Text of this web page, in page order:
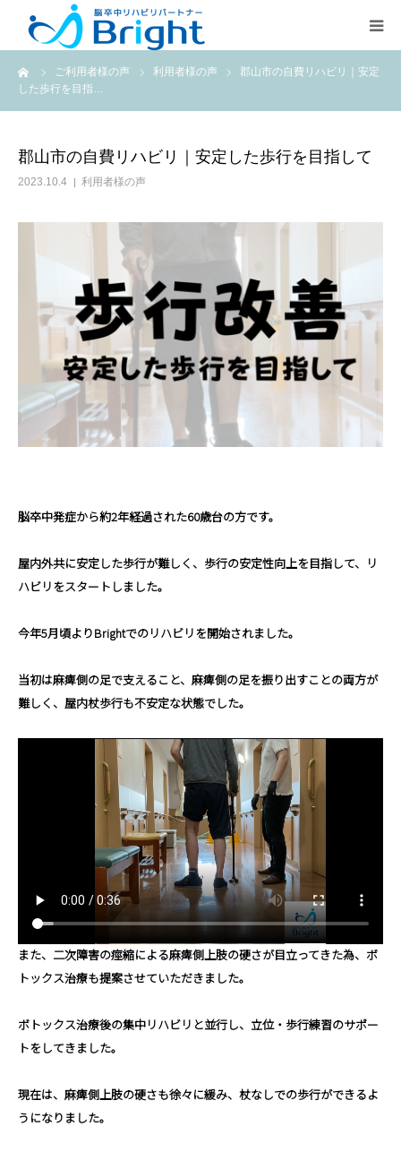
ご利用者様の声 利用者様の声
郡山市の自費リハビリ｜安定
した歩行を目指…
郡山市の自費リハビリ｜安定した歩行を目指して
2023.10.4 利用者様の声
脳卒中発症から約2年経過された60歳台の方です。
屋内外共に安定した歩行が難しく、歩行の安定性向上を目指して、リ
ハビリをスタートしました。
今年5月頃よりBrightでのリハビリを開始されました。
当初は麻痺側の足で支えること、麻痺側の足を振り出すことの両方が
難しく、屋内杖歩行も不安定な状態でした。
また、二次障害の痙縮による麻痺側上肢の硬さが目立ってきた為、ボ
トックス治療も提案させていただきました。
ボトックス治療後の集中リハビリと並行し、立位・歩行練習のサポー
トをしてきました。
現在は、麻痺側上肢の硬さも徐々に緩み、杖なしでの歩行ができるよ
うになりました。
Brightとは
医療従事者の方
よくある質問